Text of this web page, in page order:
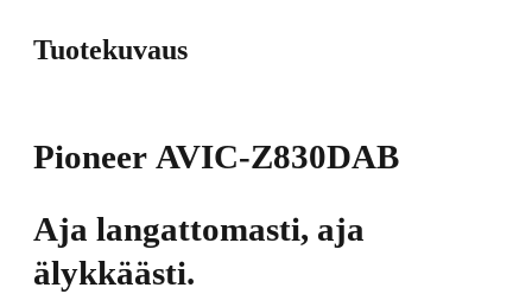
Tuotekuvaus
Pioneer AVIC-Z830DAB
Aja langattomasti, aja
älykkäästi.